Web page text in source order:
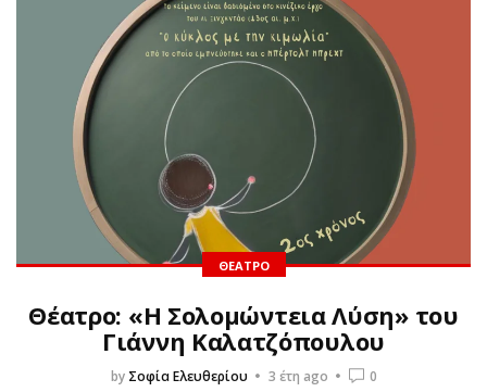
ΘΈΑΤΡΟ
Θέατρο: «Η Σολομώντεια Λύση» του
Γιάννη Καλατζόπουλου
by Σοφία Ελευθερίου 3 έτη ago 0